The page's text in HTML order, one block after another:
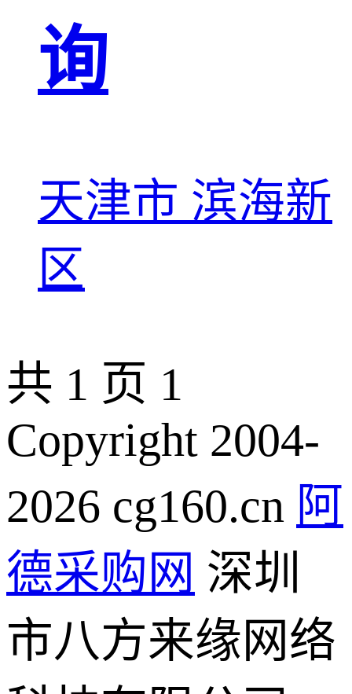
询
天津市 滨海新
区
共 1 页 1
Copyright 2004-
2026 cg160.cn 阿
德采购网 深圳
市八方来缘网络